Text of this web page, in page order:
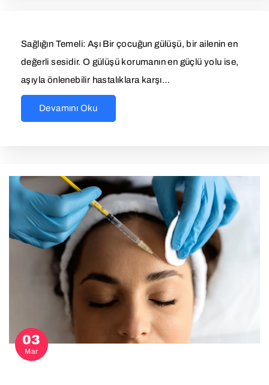
Sağlığın Temeli: Aşı Bir çocuğun gülüşü, bir ailenin en
değerli sesidir. O gülüşü korumanın en güçlü yolu ise,
aşıyla önlenebilir hastalıklara karşı…
Devamını Oku
03
Mar